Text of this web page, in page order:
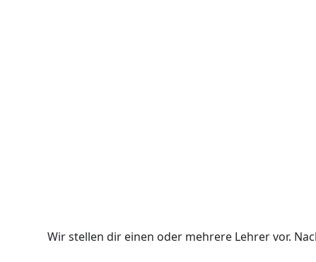
Wir stellen dir einen oder mehrere Lehrer vor.